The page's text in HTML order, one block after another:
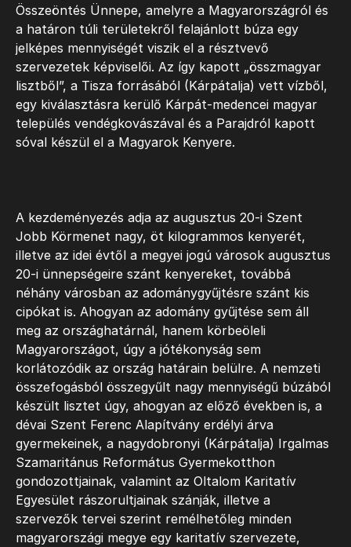
Összeöntés Ünnepe, amelyre a Magyarországról és
a határon túli területekről felajánlott búza egy
jelképes mennyiségét viszik el a résztvevő
szervezetek képviselői. Az így kapott „összmagyar
lisztből”, a Tisza forrásából (Kárpátalja) vett vízből,
egy kiválasztásra kerülő Kárpát-medencei magyar
település vendégkovászával és a Parajdról kapott
sóval készül el a Magyarok Kenyere.
A kezdeményezés adja az augusztus 20-i Szent
Jobb Körmenet nagy, öt kilogrammos kenyerét,
illetve az idei évtől a megyei jogú városok augusztus
20-i ünnepségeire szánt kenyereket, továbbá
néhány városban az adománygyűjtésre szánt kis
cipókat is. Ahogyan az adomány gyűjtése sem áll
meg az országhatárnál, hanem körbeöleli
Magyarországot, úgy a jótékonyság sem
korlátozódik az ország határain belülre. A nemzeti
összefogásból összegyűlt nagy mennyiségű búzából
készült lisztet úgy, ahogyan az előző években is, a
dévai Szent Ferenc Alapítvány erdélyi árva
gyermekeinek, a nagydobronyi (Kárpátalja) Irgalmas
Szamaritánus Református Gyermekotthon
gondozottjainak, valamint az Oltalom Karitatív
Egyesület rászorultjainak szánják, illetve a
szervezők tervei szerint remélhetőleg minden
magyarországi megye egy karitatív szervezete,